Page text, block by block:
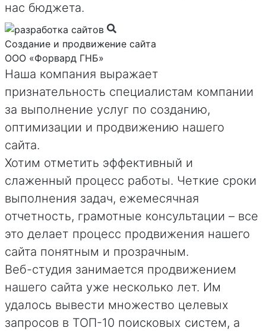
нас бюджета.
Создание и продвижение сайта
ООО «Форвард ГНБ»
Наша компания выражает
признательность специалистам компании
за выполнение услуг по созданию,
оптимизации и продвижению нашего
сайта.
Хотим отметить эффективный и
слаженный процесс работы. Четкие сроки
выполнения задач, ежемесячная
отчетность, грамотные консультации – все
это делает процесс продвижения нашего
сайта понятным и прозрачным.
Веб-студия занимается продвижением
нашего сайта уже несколько лет. Им
удалось вывести множество целевых
запросов в ТОП-10 поисковых систем, а